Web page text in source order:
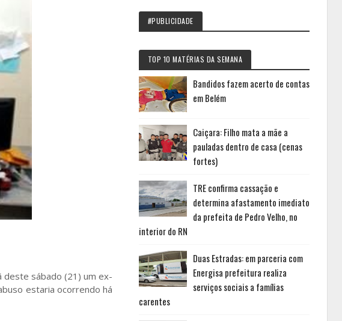
deste sábado (21) um ex-
estaria ocorrendo há
#PUBLICIDADE
TOP 10 MATÉRIAS DA SEMANA
Bandidos fazem acerto de contas
em Belém
Caiçara: Filho mata a mãe a
pauladas dentro de casa (cenas
fortes)
TRE confirma cassação e
determina afastamento imediato
da prefeita de Pedro Velho, no
interior do RN
Duas Estradas: em parceria com
Energisa prefeitura realiza
serviços sociais a famílias
carentes